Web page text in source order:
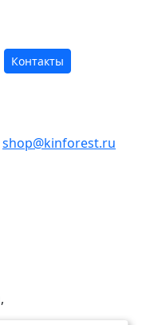
Контакты
shop@kinforest.ru